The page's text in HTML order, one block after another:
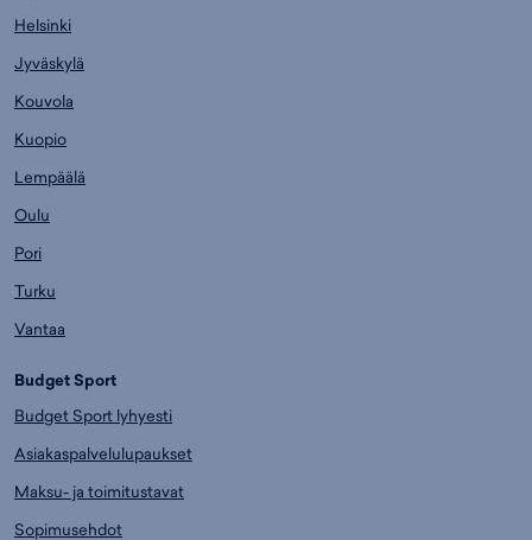
Helsinki
Jyväskylä
Kouvola
Kuopio
Lempäälä
Oulu
Pori
Turku
Vantaa
Budget Sport
Budget Sport lyhyesti
Asiakaspalvelulupaukset
Maksu- ja toimitustavat
Sopimusehdot